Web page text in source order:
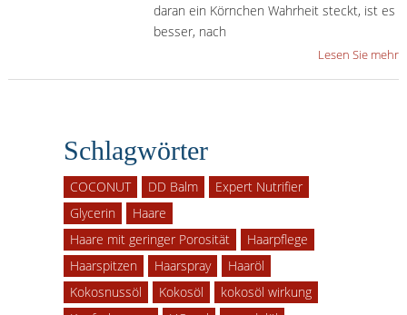
daran ein Körnchen Wahrheit steckt, ist es
besser, nach
Lesen Sie mehr
Schlagwörter
COCONUT DD Balm
Expert Nutrifier
Glycerin
Haare
Haare mit geringer Porosität
Haarpflege
Haarspitzen
Haarspray
Haaröl
Kokosnussöl
Kokosöl
kokosöl wirkung